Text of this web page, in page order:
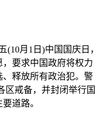
(10月 1 日 )中国国庆日，
要求中国政府将权力
释放所有政治犯。警
区戒备，并封闭举行国
道路。